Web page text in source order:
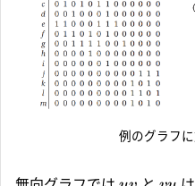
例のグラフ